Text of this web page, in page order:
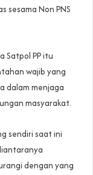
sesama Non PNS
Satpol PP itu
wajib yang
dalam menjaga
masyarakat.
sendiri saat ini
dengan yang